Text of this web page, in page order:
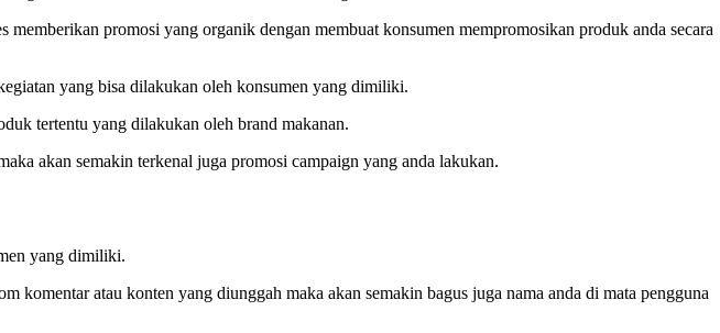
promosi yang organik dengan membuat konsumen mempromosikan produk anda secara
yang bisa dilakukan oleh konsumen yang dimiliki.
tertentu yang dilakukan oleh brand makanan.
akan semakin terkenal juga promosi campaign yang anda lakukan.
yang dimiliki.
atau konten yang diunggah maka akan semakin bagus juga nama anda di mata pengguna